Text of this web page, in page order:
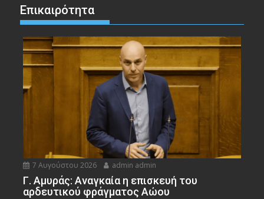
Επικαιρότητα
7 Αυγούστου 2026 admin admin
Γ. Αμυράς: Αναγκαία η επισκευή του
αρδευτικού φράγματος Αώου